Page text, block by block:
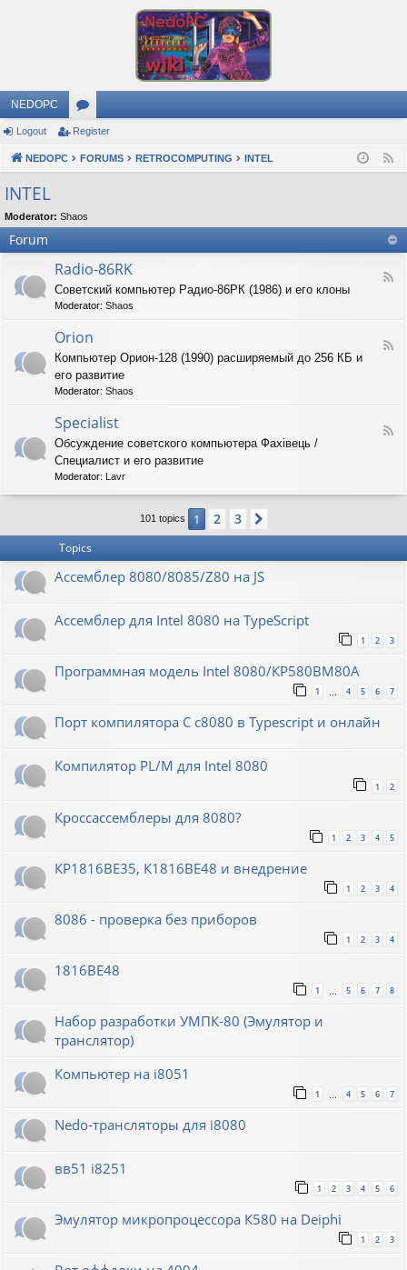
NEDOPC
or
u
s
Logout Register
NEDOPC FORUMS RETROCOMPUTING INTEL
INTEL
Moderator: Shaos
Forum
F
d
R
o
8
Radio-86RK
Советский компьютер Радио-86РК (1986) и его клоны
Moderator: Shaos
F
Orion
Компьютер Орион-128 (1990) расширяемый до 256 КБ и
его развитие
Moderator: Shaos
F
i
i
t
Specialist
Обсуждение советского компьютера Фахiвець /
Специалист и его развитие
Moderator: Lavr
101 topics 1 2 3
Topics
Ассемблер 8080/8085/Z80 на JS
Ассемблер для Intel 8080 на TypeScript
1 2 3
Программная модель Intel 8080/КР580ВМ80А
1 … 4 5 6 7
Порт компилятора С с8080 в Typescript и онлайн
Компилятор PL/M для Intel 8080
1 2
Кроссассемблеры для 8080?
1 2 3 4 5
КР1816ВЕ35, К1816ВЕ48 и внедрение
1 2 3 4
8086 - проверка без приборов
1 2 3 4
1816ВЕ48
1 5 6 7 8
Набор разработки УМПК-80 (Эмулятор и
транслятор)
Компьютер на i8051
1 … 4 5 6 7
Nedo-трансляторы для i8080
вв51 i8251
1 2 3 4 5 6
Эмулятор микропроцессора К580 на Deiphi
1 2 3